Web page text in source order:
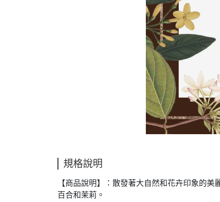
規格說明
【商品說明】：散發著大自然和花卉印象的
百合和茉莉。